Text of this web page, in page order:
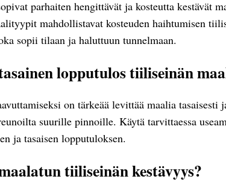
parhaiten hengittävät ja kosteutta kestävät
mahdollistavat kosteuden haihtumisen
sopii tilaan ja haluttuun tunnelmaan.
lopputulos tiiliseinän
on tärkeää levittää maalia
suurille pinnoille. Käytä tarvittaessa
ja tasaisen lopputuloksen.
tiiliseinän kestävyys?